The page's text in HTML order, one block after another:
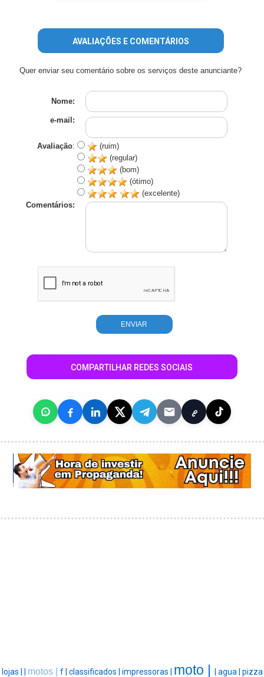
AVALIAÇÕES E COMENTÁRIOS
Quer enviar seu comentário sobre os serviços deste anunciante?
Nome:
e-mail:
Avaliação:
(ruim)
(regular)
(bom)
(ótimo)
(excelente)
Comentários:
COMPARTILHAR REDES SOCIAIS
lojas | | motos | f | classificados | impressoras | moto | | agua | pizza